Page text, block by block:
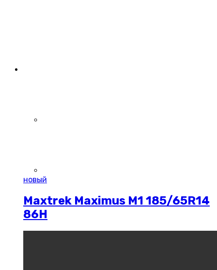
новый
Maxtrek Maximus M1 185/65R14
86H